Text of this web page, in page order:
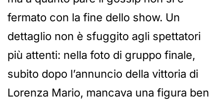
fermato con la fine dello show. Un
dettaglio non è sfuggito agli spettatori
più attenti: nella foto di gruppo finale,
subito dopo l’annuncio della vittoria di
Lorenza Mario, mancava una figura ben